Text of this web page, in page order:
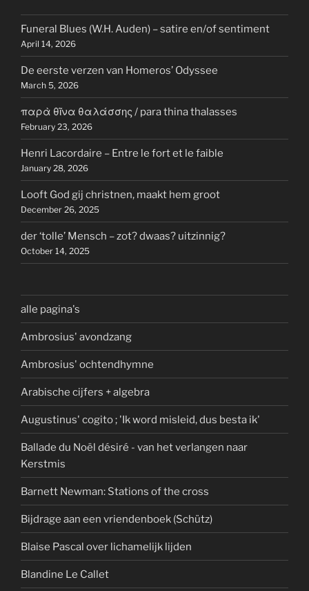
Funeral Blues (W.H. Auden) – satire en/of sentiment
April 14, 2026
De eerste verzen van Homeros’ Odyssee
March 5, 2026
παρὰ θῖνα θαλάσσης / para thina thalasses
February 23, 2026
Henri Lacordaire – Entre le fort et le faible
January 28, 2026
Looft God gij christnen, maakt hem groot
December 26, 2025
der ‘tolle’ Mensch – zot? dwaas? uitzinnig?
October 14, 2025
alle pagina's
Ambrosius' avondzang
Ambrosius' ochtendhymne
Arabische cijfers + algebra
Augustinus' cogito ; 'Ik word misleid, dus besta ik'
Ballade du Noël désiré - van het verlangen naar
Kerstmis
Barnett Newman: Stations of the cross
Bijdrage aan een vriendenboek (Schütz)
Blaise Pascal over lichamelijk lijden
Blandine Le Callet